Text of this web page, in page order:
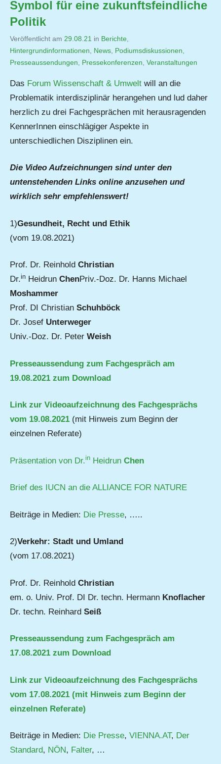
Symbol für eine zukunftsfeindliche
Politik
Veröffentlicht am 29.08.21 von
Jutta
Matysek
in Berichte
Hintergrundinformationen
News Podiumsdiskussionen
Presseaussendungen
Pressekonferenzen Veranstaltungen
Das Forum Wissenschaft & Umwelt will an die
Problematik interdisziplinär herangehen und lud daher
herzlich zu drei Fachgesprächen mit herausragenden
KennerInnen einschlägiger Aspekte in
unterschiedlichen Disziplinen ein.
Die Video Aufzeichnungen sind unter den
untenstehenden Links online anzusehen und
wirklich sehr empfehlenswert!
1)Gesundheit, Recht und Ethik
(vom 19.08.2021)
Prof. Dr. Reinhold Christian
Dr.in Heidrun ChenPriv.-Doz. Dr. Hanns Michael
Moshammer
Prof. DI Christian Schuhböck
Dr. Josef Unterweger
Univ.-Doz. Dr. Peter Weish
Presseaussendung zum Fachgespräch am
19.08.2021 zum Download
Link zur Videoaufzeichnung des Fachgesprächs
vom 19.08.2021 (mit Hinweis zum Beginn der
einzelnen Referate)
Präsentation von Dr.in Heidrun Chen
Brief des IUCN an die ALLIANCE FOR NATURE
Beiträge in Medien: Die Presse, …..
2)Verkehr: Stadt und Umland
(vom 17.08.2021)
Prof. Dr. Reinhold Christian
em. o. Univ. Prof. DI Dr. techn. Hermann Knoflacher
Dr. techn. Reinhard Seiß
Presseaussendung zum Fachgespräch am
17.08.2021 zum Download
Link zur Videoaufzeichnung des Fachgesprächs
vom 17.08.2021 (mit Hinweis zum Beginn der
einzelnen Referate)
Beiträge in Medien: Die Presse, VIENNA.AT, Der
Standard, NÖN, Falter, …